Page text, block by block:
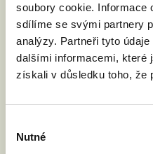
soubory cookie. Informace
sdílíme se svými partnery
analýzy. Partneři tyto
dalšími informacemi, které
získali v důsledku toho, že
souhlasu
Nutné
Souhlasím se
zákona č. 101/2000 Sb.